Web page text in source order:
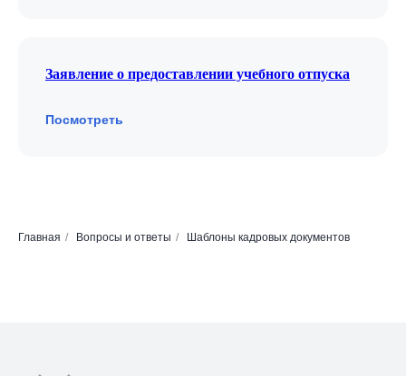
Заявление о предоставлении учебного отпуска
Посмотреть
Главная / Вопросы и ответы / Шаблоны кадровых документов